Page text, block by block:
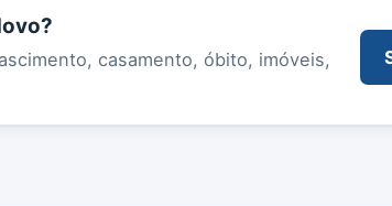
casamento, óbito, imóveis,